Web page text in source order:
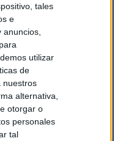
tales
e
utilizar
de
nuestros
alternativa,
otorgar o
personales
tal